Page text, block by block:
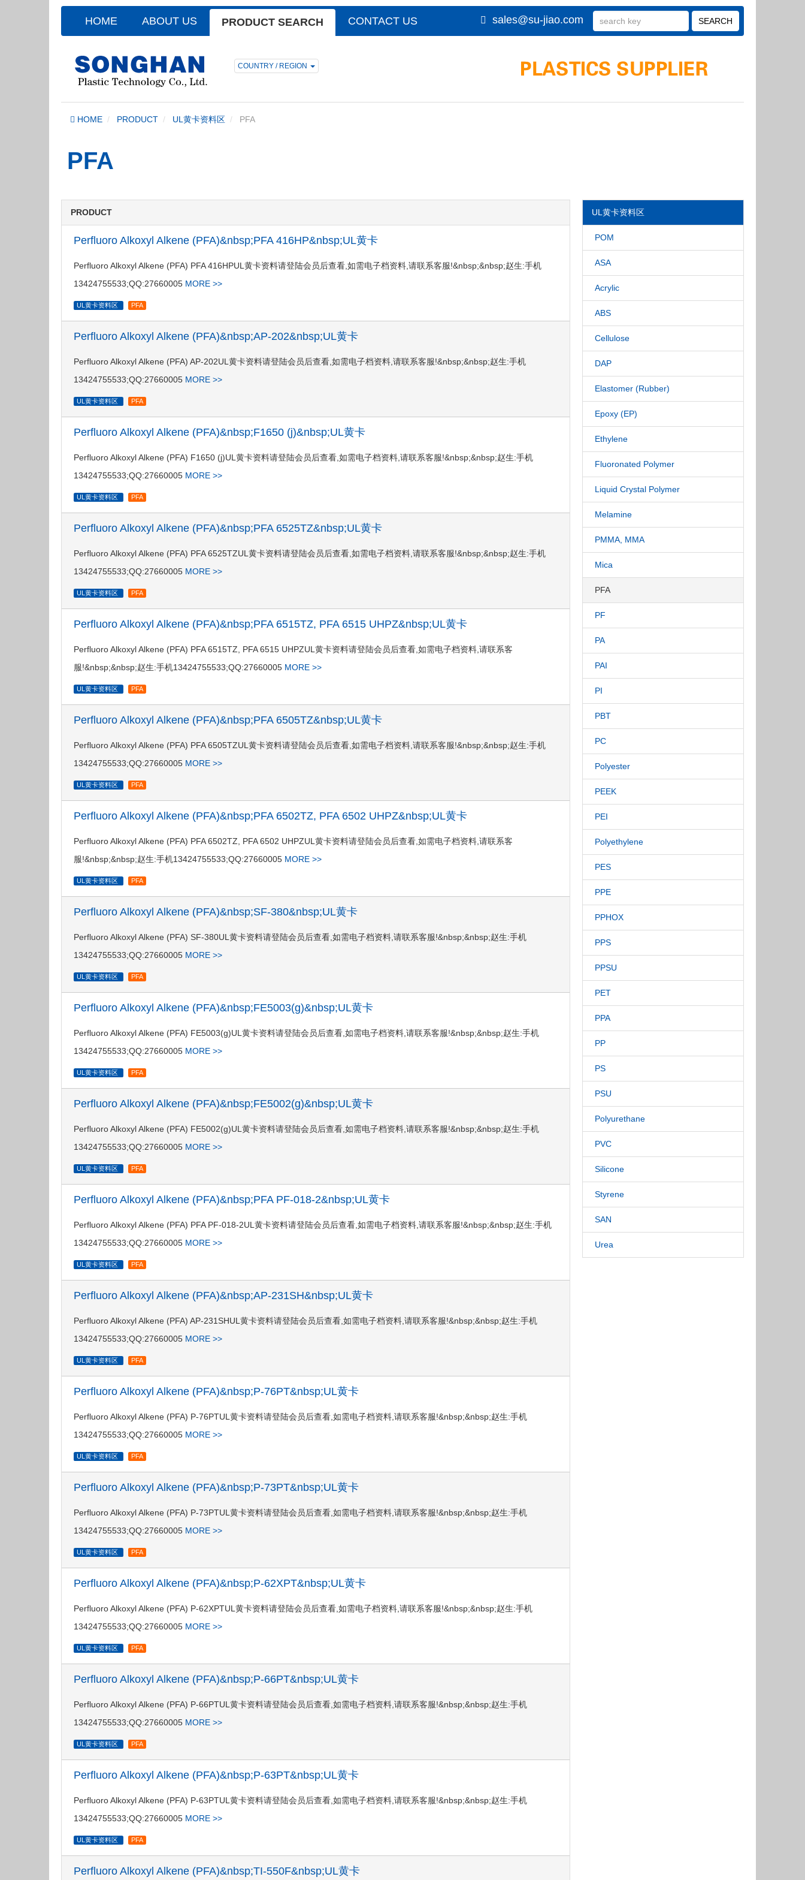
HOME ABOUT US PRODUCT SEARCH CONTACT US sales@su-jiao.com
COUNTRY / REGION
HOME PRODUCT UL黄卡资料区 PFA
PFA
PRODUCT
Perfluoro Alkoxyl Alkene (PFA)&nbsp;PFA 416HP&nbsp;UL黄卡
Perfluoro Alkoxyl Alkene (PFA) PFA 416HPUL黄卡资料请登陆会员后查看,如需电子档资料,请联系客服!&nbsp;&nbsp;赵生:手机
13424755533;QQ:27660005 MORE >>
UL黄卡资料区 PFA
Perfluoro Alkoxyl Alkene (PFA)&nbsp;AP-202&nbsp;UL黄卡
Perfluoro Alkoxyl Alkene (PFA) AP-202UL黄卡资料请登陆会员后查看,如需电子档资料,请联系客服!&nbsp;&nbsp;赵生:手机
13424755533;QQ:27660005 MORE >>
UL黄卡资料区 PFA
Perfluoro Alkoxyl Alkene (PFA)&nbsp;F1650 (j)&nbsp;UL黄卡
Perfluoro Alkoxyl Alkene (PFA) F1650 (j)UL黄卡资料请登陆会员后查看,如需电子档资料,请联系客服!&nbsp;&nbsp;赵生:手机
13424755533;QQ:27660005 MORE >>
UL黄卡资料区 PFA
Perfluoro Alkoxyl Alkene (PFA)&nbsp;PFA 6525TZ&nbsp;UL黄卡
Perfluoro Alkoxyl Alkene (PFA) PFA 6525TZUL黄卡资料请登陆会员后查看,如需电子档资料,请联系客服!&nbsp;&nbsp;赵生:手机
13424755533;QQ:27660005 MORE >>
UL黄卡资料区 PFA
Perfluoro Alkoxyl Alkene (PFA)&nbsp;PFA 6515TZ, PFA 6515 UHPZ&nbsp;UL黄卡
Perfluoro Alkoxyl Alkene (PFA) PFA 6515TZ, PFA 6515 UHPZUL黄卡资料请登陆会员后查看,如需电子档资料,请联系客
服!&nbsp;&nbsp;赵生:手机13424755533;QQ:27660005 MORE >>
UL黄卡资料区 PFA
Perfluoro Alkoxyl Alkene (PFA)&nbsp;PFA 6505TZ&nbsp;UL黄卡
Perfluoro Alkoxyl Alkene (PFA) PFA 6505TZUL黄卡资料请登陆会员后查看,如需电子档资料,请联系客服!&nbsp;&nbsp;赵生:手机
13424755533;QQ:27660005 MORE >>
UL黄卡资料区 PFA
Perfluoro Alkoxyl Alkene (PFA)&nbsp;PFA 6502TZ, PFA 6502 UHPZ&nbsp;UL黄卡
Perfluoro Alkoxyl Alkene (PFA) PFA 6502TZ, PFA 6502 UHPZUL黄卡资料请登陆会员后查看,如需电子档资料,请联系客
服!&nbsp;&nbsp;赵生:手机13424755533;QQ:27660005 MORE >>
UL黄卡资料区 PFA
Perfluoro Alkoxyl Alkene (PFA)&nbsp;SF-380&nbsp;UL黄卡
Perfluoro Alkoxyl Alkene (PFA) SF-380UL黄卡资料请登陆会员后查看,如需电子档资料,请联系客服!&nbsp;&nbsp;赵生:手机
13424755533;QQ:27660005 MORE >>
UL黄卡资料区 PFA
Perfluoro Alkoxyl Alkene (PFA)&nbsp;FE5003(g)&nbsp;UL黄卡
Perfluoro Alkoxyl Alkene (PFA) FE5003(g)UL黄卡资料请登陆会员后查看,如需电子档资料,请联系客服!&nbsp;&nbsp;赵生:手机
13424755533;QQ:27660005 MORE >>
UL黄卡资料区 PFA
Perfluoro Alkoxyl Alkene (PFA)&nbsp;FE5002(g)&nbsp;UL黄卡
Perfluoro Alkoxyl Alkene (PFA) FE5002(g)UL黄卡资料请登陆会员后查看,如需电子档资料,请联系客服!&nbsp;&nbsp;赵生:手机
13424755533;QQ:27660005 MORE >>
UL黄卡资料区 PFA
Perfluoro Alkoxyl Alkene (PFA)&nbsp;PFA PF-018-2&nbsp;UL黄卡
Perfluoro Alkoxyl Alkene (PFA) PFA PF-018-2UL黄卡资料请登陆会员后查看,如需电子档资料,请联系客服!&nbsp;&nbsp;赵生:手机
13424755533;QQ:27660005 MORE >>
UL黄卡资料区 PFA
Perfluoro Alkoxyl Alkene (PFA)&nbsp;AP-231SH&nbsp;UL黄卡
Perfluoro Alkoxyl Alkene (PFA) AP-231SHUL黄卡资料请登陆会员后查看,如需电子档资料,请联系客服!&nbsp;&nbsp;赵生:手机
13424755533;QQ:27660005 MORE >>
UL黄卡资料区 PFA
Perfluoro Alkoxyl Alkene (PFA)&nbsp;P-76PT&nbsp;UL黄卡
Perfluoro Alkoxyl Alkene (PFA) P-76PTUL黄卡资料请登陆会员后查看,如需电子档资料,请联系客服!&nbsp;&nbsp;赵生:手机
13424755533;QQ:27660005 MORE >>
UL黄卡资料区 PFA
Perfluoro Alkoxyl Alkene (PFA)&nbsp;P-73PT&nbsp;UL黄卡
Perfluoro Alkoxyl Alkene (PFA) P-73PTUL黄卡资料请登陆会员后查看,如需电子档资料,请联系客服!&nbsp;&nbsp;赵生:手机
13424755533;QQ:27660005 MORE >>
UL黄卡资料区 PFA
Perfluoro Alkoxyl Alkene (PFA)&nbsp;P-62XPT&nbsp;UL黄卡
Perfluoro Alkoxyl Alkene (PFA) P-62XPTUL黄卡资料请登陆会员后查看,如需电子档资料,请联系客服!&nbsp;&nbsp;赵生:手机
13424755533;QQ:27660005 MORE >>
UL黄卡资料区 PFA
Perfluoro Alkoxyl Alkene (PFA)&nbsp;P-66PT&nbsp;UL黄卡
Perfluoro Alkoxyl Alkene (PFA) P-66PTUL黄卡资料请登陆会员后查看,如需电子档资料,请联系客服!&nbsp;&nbsp;赵生:手机
13424755533;QQ:27660005 MORE >>
UL黄卡资料区 PFA
Perfluoro Alkoxyl Alkene (PFA)&nbsp;P-63PT&nbsp;UL黄卡
Perfluoro Alkoxyl Alkene (PFA) P-63PTUL黄卡资料请登陆会员后查看,如需电子档资料,请联系客服!&nbsp;&nbsp;赵生:手机
13424755533;QQ:27660005 MORE >>
UL黄卡资料区 PFA
Perfluoro Alkoxyl Alkene (PFA)&nbsp;TI-550F&nbsp;UL黄卡
UL黄卡资料区
POM
ASA
Acrylic
ABS
Cellulose
DAP
Elastomer (Rubber)
Epoxy (EP)
Ethylene
Fluoronated Polymer
Liquid Crystal Polymer
Melamine
PMMA, MMA
Mica
PFA
PF
PA
PAI
PI
PBT
PC
Polyester
PEEK
PEI
Polyethylene
PES
PPE
PPHOX
PPS
PPSU
PET
PPA
PP
PS
PSU
Polyurethane
PVC
Silicone
Styrene
SAN
Urea